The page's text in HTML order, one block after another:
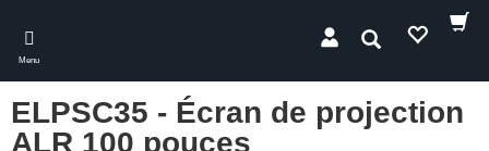
main
content
Menu
Rechercher
ELPSC35 - Écran de projection
ALR 100 pouces